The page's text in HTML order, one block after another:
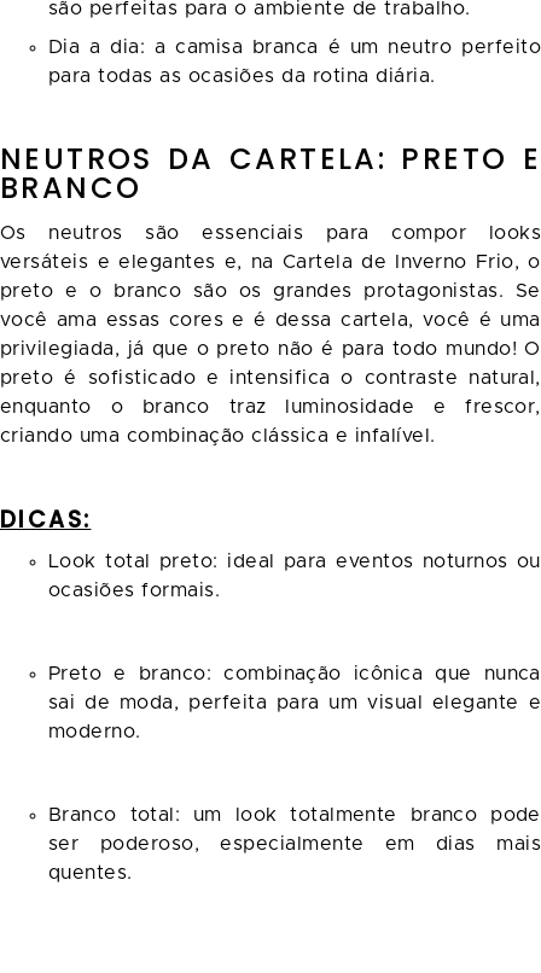
são perfeitas para o ambiente de trabalho.
Dia a dia: a camisa branca é um neutro perfeito
para todas as ocasiões da rotina diária.
NEUTROS DA CARTELA: PRETO E
BRANCO
Os neutros são essenciais para compor looks
versáteis e elegantes e, na Cartela de Inverno Frio, o
preto e o branco são os grandes protagonistas. Se
você ama essas cores e é dessa cartela, você é uma
privilegiada, já que o preto não é para todo mundo! O
preto é sofisticado e intensifica o contraste natural,
enquanto o branco traz luminosidade e frescor,
criando uma combinação clássica e infalível.
DICAS:
Look total preto: ideal para eventos noturnos ou
ocasiões formais.
Preto e branco: combinação icônica que nunca
sai de moda, perfeita para um visual elegante e
moderno.
Branco total: um look totalmente branco pode
ser poderoso, especialmente em dias mais
quentes.